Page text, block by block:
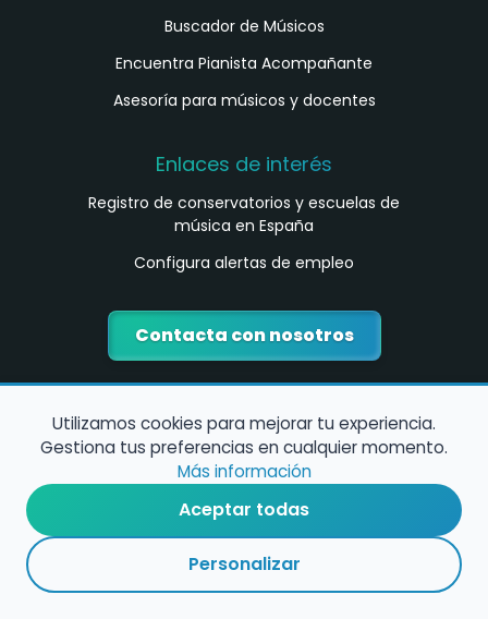
Buscador de Músicos
Encuentra Pianista Acompañante
Asesoría para músicos y docentes
Enlaces de interés
Registro de conservatorios y escuelas de
música en España
Configura alertas de empleo
Contacta con nosotros
Política de Cookies
Política de Privacidad
Utilizamos cookies para mejorar tu experiencia.
Gestiona tus preferencias en cualquier momento.
Más información
Aceptar todas
Personalizar